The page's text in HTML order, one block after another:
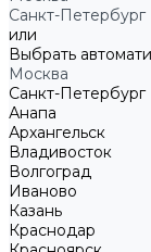
Санкт-Петербург
или
Выбрать
Москва
Санкт-Петербург
Анапа
Архангельск
Владивосток
Волгоград
Иваново
Казань
Краснодар